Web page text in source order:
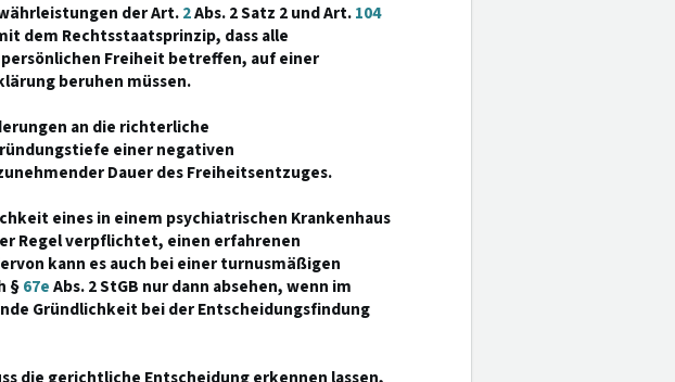
der Art.2Abs. 2 Satz 2 und Art.104
dem Rechtsstaatsprinzip, dass alle
Freiheit betreffen, auf einer
beruhen müssen.
an die richterliche
einer negativen
Dauer des Freiheitsentzuges.
eines in einem psychiatrischen Krankenhaus
Regel verpflichtet, einen erfahrenen
kann es auch bei einer turnusmäßigen
§67eAbs. 2 StGB nur dann absehen, wenn im
Gründlichkeit bei der Entscheidungsfindung